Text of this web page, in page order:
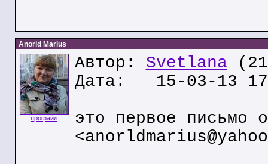
Anorld Marius
профайл
Автор: Svetlana
Дата: 15-03-13
это первое письмо